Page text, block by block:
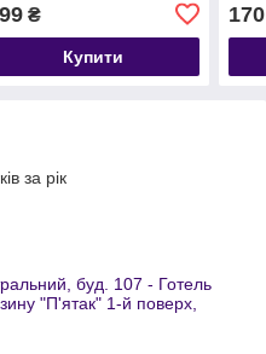
₴
Купити
170
за рік
буд. 107 - Готель
"П'ятак" 1-й поверх,